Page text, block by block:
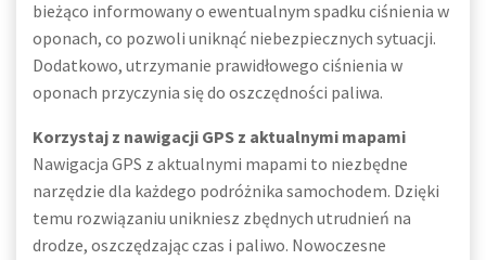
bieżąco informowany o ewentualnym spadku ciśnienia w
oponach, co pozwoli uniknąć niebezpiecznych sytuacji.
Dodatkowo, utrzymanie prawidłowego ciśnienia w
oponach przyczynia się do oszczędności paliwa.
Korzystaj z nawigacji GPS z aktualnymi mapami
Nawigacja GPS z aktualnymi mapami to niezbędne
narzędzie dla każdego podróżnika samochodem. Dzięki
temu rozwiązaniu unikniesz zbędnych utrudnień na
drodze, oszczędzając czas i paliwo. Nowoczesne